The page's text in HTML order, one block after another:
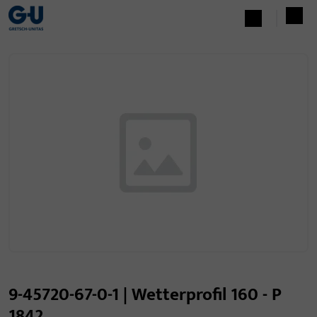
9-45720-67-0-1 | Wetterprofil 160 - P